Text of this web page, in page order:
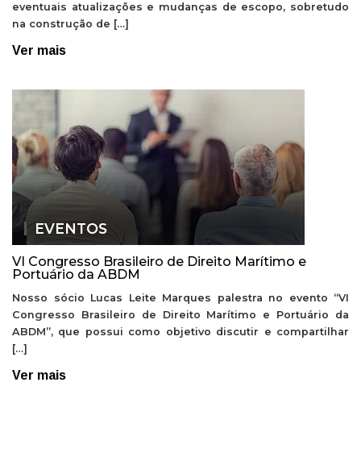
eventuais atualizações e mudanças de escopo, sobretudo
na construção de […]
Ver mais
EVENTOS
VI Congresso Brasileiro de Direito Marítimo e
Portuário da ABDM
Nosso sócio Lucas Leite Marques palestra no evento “VI
Congresso Brasileiro de Direito Marítimo e Portuário da
ABDM”, que possui como objetivo discutir e compartilhar
[…]
Ver mais